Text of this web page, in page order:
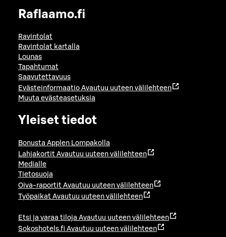
Raflaamo.fi
Ravintolat
Ravintolat kartalla
Lounas
Tapahtumat
Saavutettavuus
Evästeinformaatio Avautuu uuteen välilehteen
Muuta evästeasetuksia
Yleiset tiedot
Bonusta Applen Lompakolla
Lahjakortit Avautuu uuteen välilehteen
Medialle
Tietosuoja
Oiva-raportit Avautuu uuteen välilehteen
Työpaikat Avautuu uuteen välilehteen
Etsi ja varaa tiloja Avautuu uuteen välilehteen
Sokoshotels.fi Avautuu uuteen välilehteen